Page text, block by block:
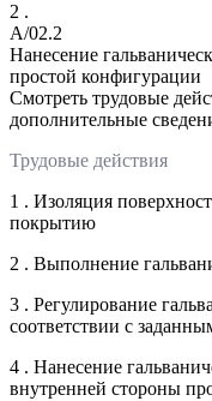
2 .
A/02.2
Нанесение
простой конфигурации
Смотреть трудовые
дополнительные
Трудовые действия
1 . Изоляция
покрытию
2 . Выполнение
3 . Регулирование
соответствии с
4 . Нанесение
внутренней стороны